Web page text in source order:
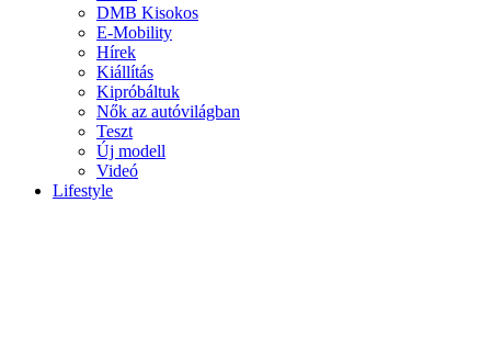
DMB Kisokos
E-Mobility
Hírek
Kiállítás
Kipróbáltuk
Nők az autóvilágban
Teszt
Új modell
Videó
Lifestyle